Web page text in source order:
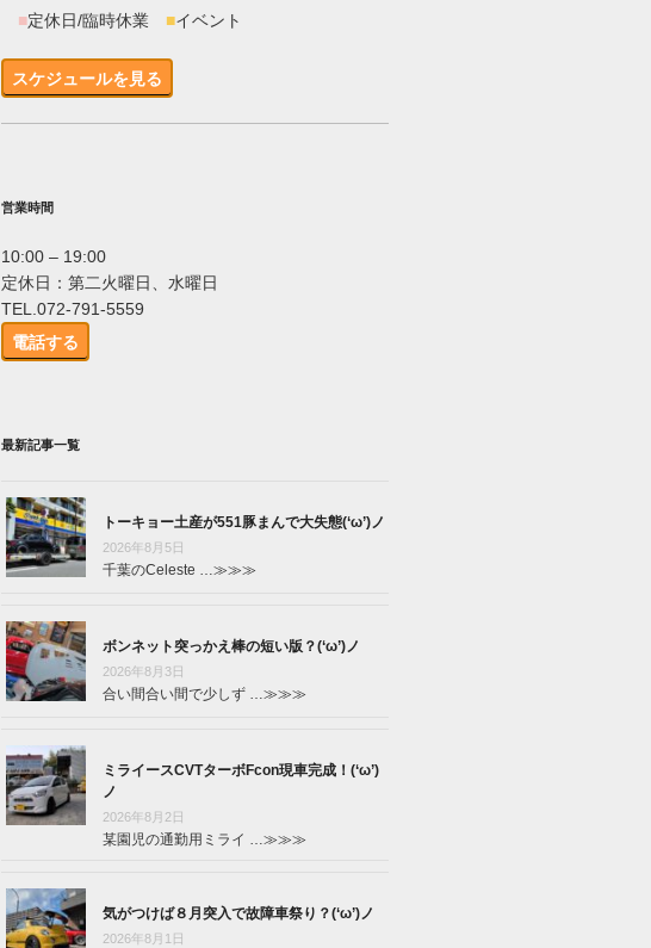
■定休日/臨時休業 ■イベント
スケジュールを見る
営業時間
10:00 – 19:00
定休日：第二火曜日、水曜日
TEL.072-791-5559
電話する
最新記事一覧
トーキョー土産が551豚まんで大失態(‘ω’)ノ
2026年8月5日
千葉のCeleste …≫≫≫
ボンネット突っかえ棒の短い版？(‘ω’)ノ
2026年8月3日
合い間合い間で少しず …≫≫≫
ミライースCVTターボFcon現車完成！(‘ω’)
ノ
2026年8月2日
某園児の通勤用ミライ …≫≫≫
気がつけば８月突入で故障車祭り？(‘ω’)ノ
2026年8月1日